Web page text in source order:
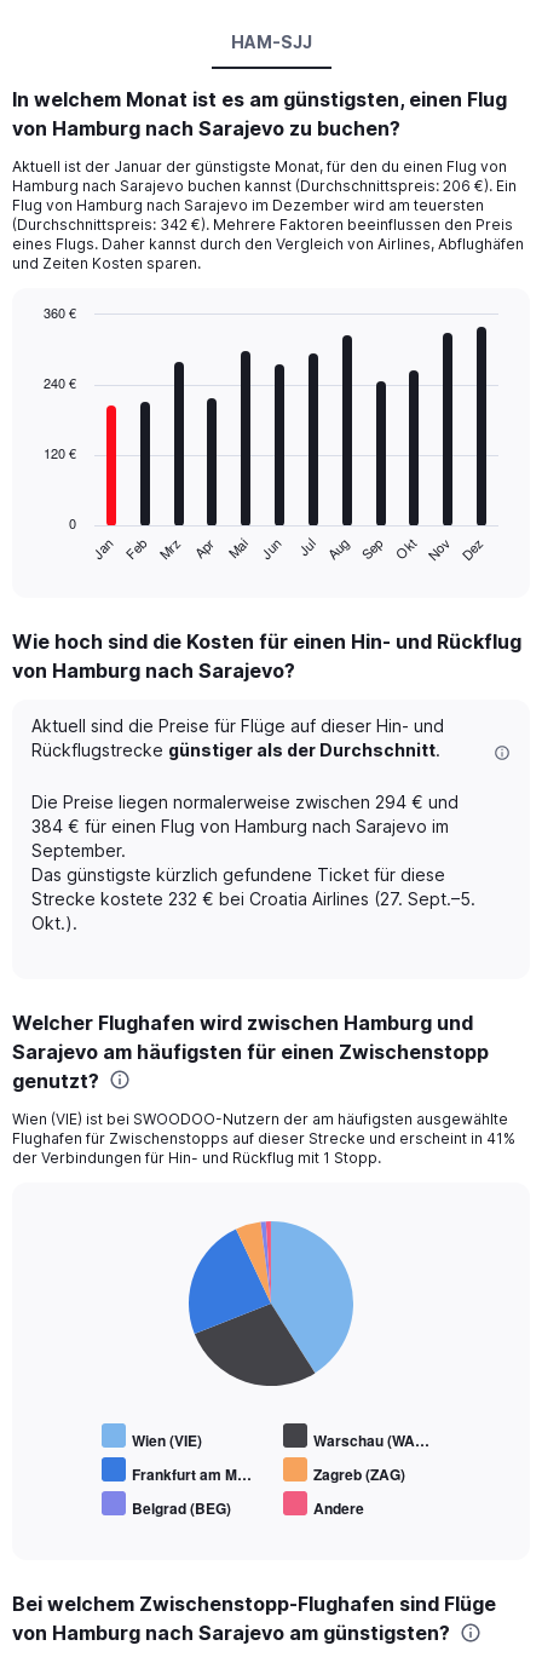
HAM-SJJ
In welchem Monat ist es am günstigsten, einen Flug
von Hamburg nach Sarajevo zu buchen?
Aktuell ist der Januar der günstigste Monat, für den du einen Flug von
Hamburg nach Sarajevo buchen kannst (Durchschnittspreis: 206 €). Ein
Flug von Hamburg nach Sarajevo im Dezember wird am teuersten
(Durchschnittspreis: 342 €). Mehrere Faktoren beeinflussen den Preis
eines Flugs. Daher kannst durch den Vergleich von Airlines, Abflughäfen
und Zeiten Kosten sparen.
with
The
Range:
12
The
chart
has
Y
axis
displaying
values.
Range:
0
Jan Feb Mrz Apr Mai Jun Jul Aug Sep Okt Nov Dez
0
120 €
240 €
360 €
Wie hoch sind die Kosten für einen Hin- und Rückflug
von Hamburg nach Sarajevo?
Aktuell sind die Preise für Flüge auf dieser Hin- und
Rückflugstrecke günstiger als der Durchschnitt.
Die Preise liegen normalerweise zwischen 294 € und
384 € für einen Flug von Hamburg nach Sarajevo im
September.
Das günstigste kürzlich gefundene Ticket für diese
Strecke kostete 232 € bei Croatia Airlines (27. Sept.–5.
Okt.).
Welcher Flughafen wird zwischen Hamburg und
Sarajevo am häufigsten für einen Zwischenstopp
genutzt?
Wien (VIE) ist bei SWOODOO-Nutzern der am häufigsten ausgewählte
Flughafen für Zwischenstopps auf dieser Strecke und erscheint in 41%
der Verbindungen für Hin- und Rückflug mit 1 Stopp.
Wien (VIE)
Warschau (WA…
Frankfurt am M…
Zagreb (ZAG)
Belgrad (BEG)
Andere
Bei welchem Zwischenstopp-Flughafen sind Flüge
von Hamburg nach Sarajevo am günstigsten?